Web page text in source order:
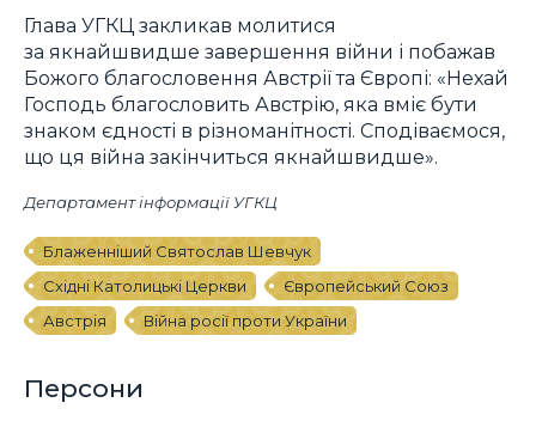
Глава УГКЦ закликав молитися
за якнайшвидше завершення війни і побажав
Божого благословення Австрії та Європі: «Нехай
Господь благословить Австрію, яка вміє бути
знаком єдності в різноманітності. Сподіваємося,
що ця війна закінчиться якнайшвидше».
Департамент інформації УГКЦ
Блаженніший Святослав Шевчук
Східні Католицькі Церкви
Європейський Союз
Австрія
Війна росії проти України
Персони